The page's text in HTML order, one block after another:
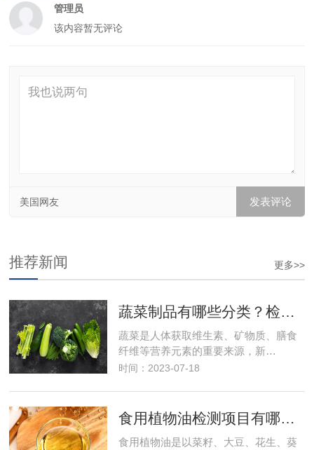
管理员
该内容暂无评论
美国网友
更多>>
推荐新闻
蔬菜制品有哪些分类？检测项目有哪些？食品检测
蔬菜是人体获取维生素、矿物质、膳食
纤维等营养元素的重要来源，新…
时间：2023-07-18
食用植物油检测项目有哪些？需要多少钱？
食用植物油是以菜籽、大豆、花生、葵